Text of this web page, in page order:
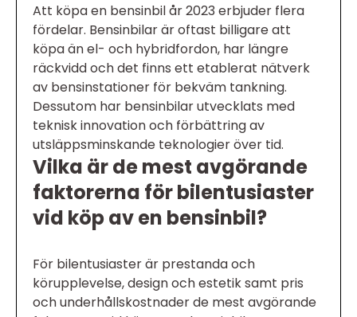
Att köpa en bensinbil år 2023 erbjuder flera
fördelar. Bensinbilar är oftast billigare att
köpa än el- och hybridfordon, har längre
räckvidd och det finns ett etablerat nätverk
av bensinstationer för bekväm tankning.
Dessutom har bensinbilar utvecklats med
teknisk innovation och förbättring av
utsläppsminskande teknologier över tid.
Vilka är de mest avgörande
faktorerna för bilentusiaster
vid köp av en bensinbil?
För bilentusiaster är prestanda och
körupplevelse, design och estetik samt pris
och underhållskostnader de mest avgörande